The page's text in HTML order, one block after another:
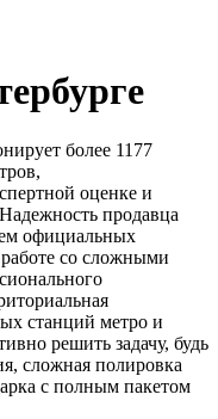
более 1177
оценке и
продавца
официальных
со сложными
станций метро и
решить задачу, будь
сложная полировка
с полным пакетом